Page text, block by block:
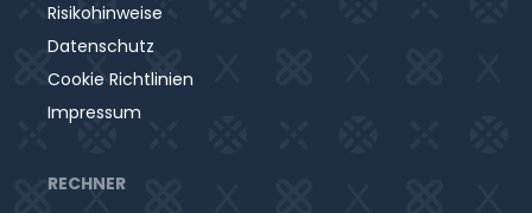
Risikohinweise
Datenschutz
Cookie Richtlinien
Impressum
RECHNER